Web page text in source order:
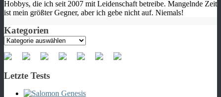
Hobbys, die ich seit 2007 mit Leidenschaft betreibe. Mangelnde Zeit
ist mein größter Gegner, aber ich gebe nicht auf. Niemals!
Kategorien
Kategorien
Letzte Tests